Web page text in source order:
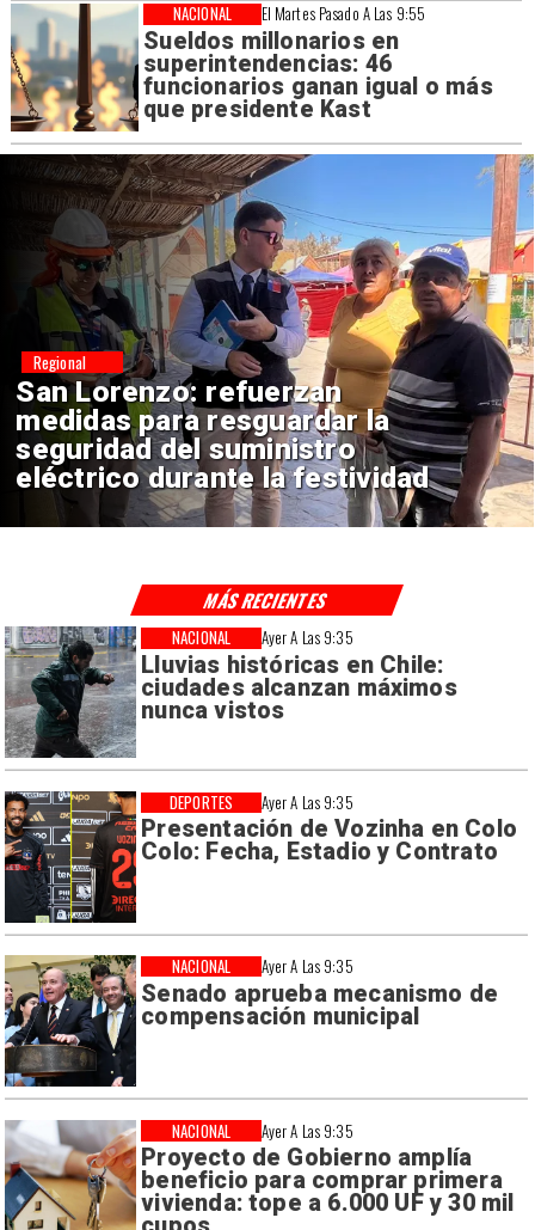
El Martes Pasado A Las 9:55
Sueldos millonarios en
superintendencias: 46
funcionarios ganan igual o más
que presidente Kast
NACIONAL
Corte Suprema confirma pago
de $1.000 millones por caso
ProCultura
Nacional
Ayer A Las 9:35
Lluvias históricas en Chile:
ciudades alcanzan máximos
nunca vistos
NACIONAL
Ayer A Las 9:35
Presentación de Vozinha en Colo
Colo: Fecha, Estadio y Contrato
DEPORTES
Ayer A Las 9:35
Senado aprueba mecanismo de
compensación municipal
NACIONAL
Ayer A Las 9:35
Proyecto de Gobierno amplía
beneficio para comprar primera
vivienda: tope a 6.000 UF y 30 mil
NACIONAL
MÁS RECIENTES